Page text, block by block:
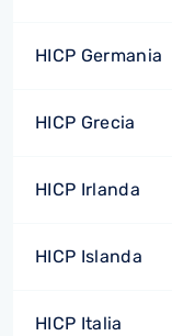
HICP Germania
HICP Grecia
HICP Irlanda
HICP Islanda
HICP Italia